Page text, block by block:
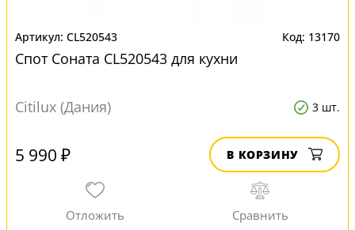
CL520543 13170
Спот Соната CL520543 для кухни
Citilux (Дания) 3 шт.
5 990 ₽ В КОРЗИНУ